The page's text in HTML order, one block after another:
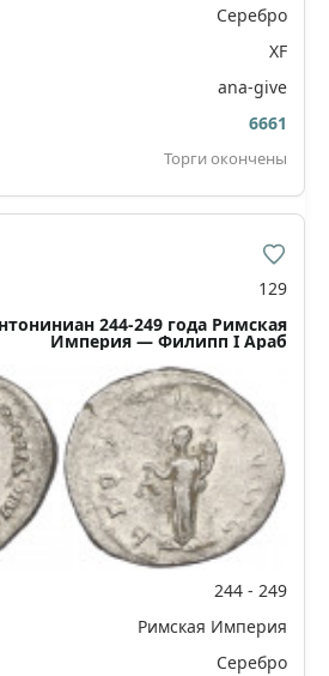
Серебро
XF
ana-give
6661
Торги окончены
129
244-249 года Римская
Империя — Филипп I Араб
244 - 249
Римская Империя
Серебро